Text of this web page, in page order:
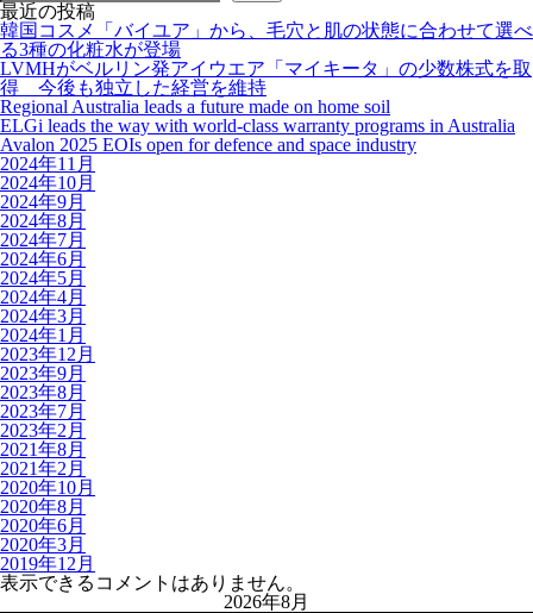
最近の投稿
韓国コスメ「バイユア」から、毛穴と肌の状態に合わせて選べ
る3種の化粧水が登場
LVMHがベルリン発アイウエア「マイキータ」の少数株式を取
得 今後も独立した経営を維持
Regional Australia leads a future made on home soil
ELGi leads the way with world-class warranty programs in Australia
Avalon 2025 EOIs open for defence and space industry
2024年11月
2024年10月
2024年9月
2024年8月
2024年7月
2024年6月
2024年5月
2024年4月
2024年3月
2024年1月
2023年12月
2023年9月
2023年8月
2023年7月
2023年2月
2021年8月
2021年2月
2020年10月
2020年8月
2020年6月
2020年3月
2019年12月
表示できるコメントはありません。
2026年8月